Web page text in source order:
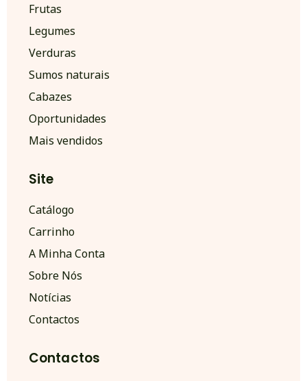
Frutas
Legumes
Verduras
Sumos naturais
Cabazes
Oportunidades
Mais vendidos
Site
Catálogo
Carrinho
A Minha Conta
Sobre Nós
Notícias
Contactos
Contactos